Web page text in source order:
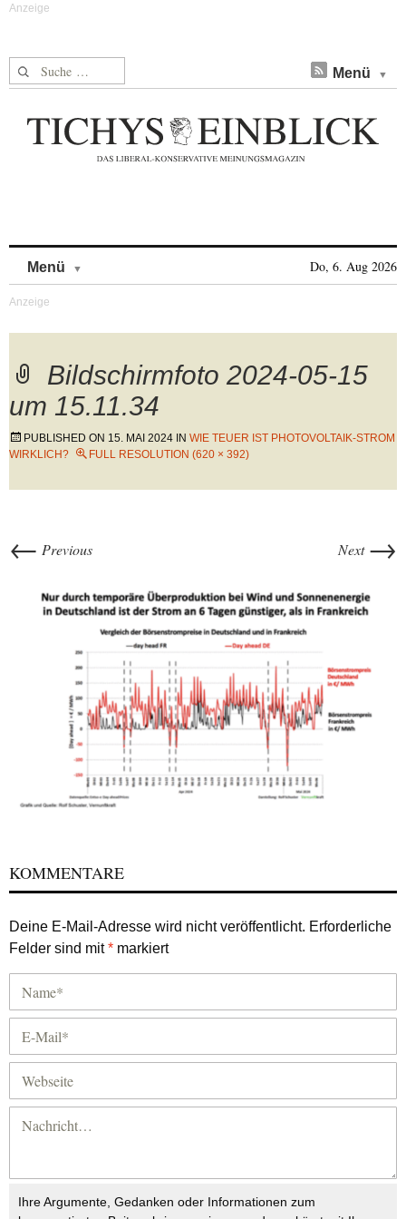
Suche nach: Menü
Menü Do, 6. Aug 2026
Bildschirmfoto 2024-05-15
um 15.11.34
PUBLISHED ON 15. MAI 2024 IN WIE TEUER IST PHOTOVOLTAIK-STROM
WIRKLICH?
FULL RESOLUTION (620 × 392)
← Previous Next →
KOMMENTARE
Deine E-Mail-Adresse wird nicht veröffentlicht. Erforderliche
Felder sind mit* markiert
Ihre Argumente, Gedanken oder Informationen zum